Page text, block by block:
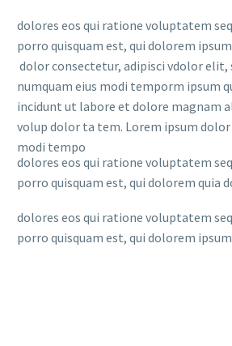
dolores eos qui ratione voluptatem
porro quisquam est, qui dolorem
dolor consectetur, adipisci vdolor elit,
numquam eius modi temporm ipsum
incidunt ut labore et dolore magnam
volup dolor ta tem. Lorem ipsum
modi tempo
dolores eos qui ratione voluptatem
porro quisquam est, qui dolorem quia
dolores eos qui ratione voluptatem
porro quisquam est, qui dolorem